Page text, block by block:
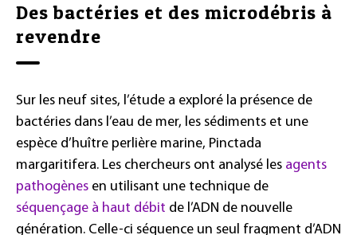
Des bactéries et des microdébris à
revendre
Sur les neuf sites, l’étude a exploré la présence de
bactéries dans l’eau de mer, les sédiments et une
espèce d’huître perlière marine, Pinctada
margaritifera. Les chercheurs ont analysé les agents
pathogènes en utilisant une technique de
séquençage à haut débit de l’ADN de nouvelle
génération. Celle-ci séquence un seul fragment d’ADN